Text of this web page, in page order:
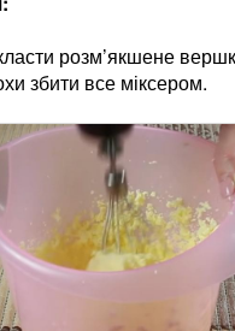
розм’якшене
збити все міксером.